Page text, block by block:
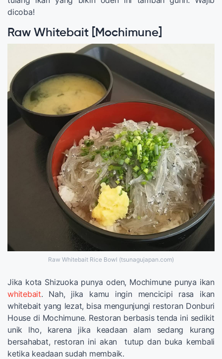
dicoba!
Raw Whitebait [Mochimune]
Raw Whitebait Rice Bowl (tsunagujapan.com)
Jika kota Shizuoka punya oden, Mochimune punya ikan
whitebait. Nah, jika kamu ingin mencicipi rasa ikan
whitebait yang lezat, bisa mengunjungi restoran Donburi
House di Mochimune. Restoran berbasis tenda ini sedikit
unik lho, karena jika keadaan alam sedang kurang
bersahabat, restoran ini akan tutup dan buka kembali
ketika keadaan sudah membaik.